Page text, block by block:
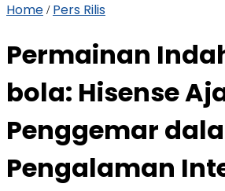
Home / Pers Rilis
Permainan
bola: Hisense
Penggemar
Pengalaman